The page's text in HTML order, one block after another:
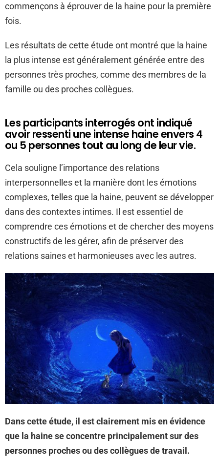
commençons à éprouver de la haine pour la première
fois.
Les résultats de cette étude ont montré que la haine
la plus intense est généralement générée entre des
personnes très proches, comme des membres de la
famille ou des proches collègues.
Les participants interrogés ont indiqué
avoir ressenti une intense haine envers 4
ou 5 personnes tout au long de leur vie.
Cela souligne l’importance des relations
interpersonnelles et la manière dont les émotions
complexes, telles que la haine, peuvent se développer
dans des contextes intimes. Il est essentiel de
comprendre ces émotions et de chercher des moyens
constructifs de les gérer, afin de préserver des
relations saines et harmonieuses avec les autres.
Dans cette étude, il est clairement mis en évidence
que la haine se concentre principalement sur des
personnes proches ou des collègues de travail.